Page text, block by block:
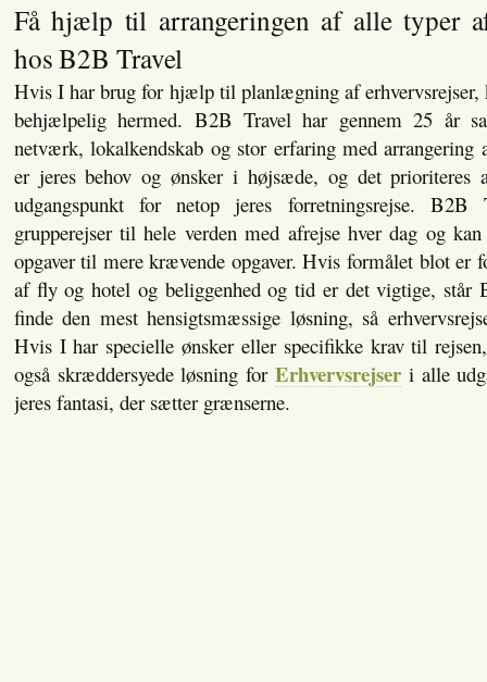
Få hjælp til arrangeringen af alle typer
hos B2B Travel
Hvis I har brug for hjælp til planlægning af
behjælpelig hermed. B2B Travel har gennem 25 år
netværk, lokalkendskab og stor erfaring med arrangering
er jeres behov og ønsker i højsæde, og det prioriteres
udgangspunkt for netop jeres forretningsrejse.
grupperejser til hele verden med afrejse hver dag og
opgaver til mere krævende opgaver. Hvis formålet blot er
af fly og hotel og beliggenhed og tid er det vigtige, står
finde den mest hensigtsmæssige løsning, så
Hvis I har specielle ønsker eller specifikke krav til
også skræddersyede løsning forErhvervsrejser i alle
jeres fantasi, der sætter grænserne.